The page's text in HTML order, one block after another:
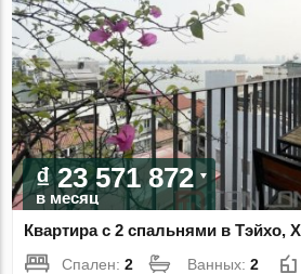
₫ 23 571 872
в месяц
Квартира с 2 спальнями в Тэйхо,
Спален:2 Ванных:2